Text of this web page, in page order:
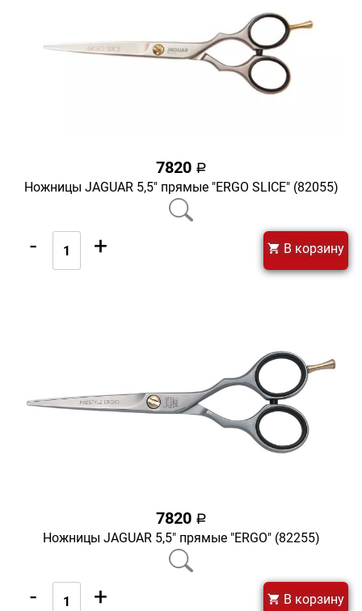
7820 a
Ножницы JAGUAR 5,5" прямые "ERGO SLICE" (82055)
- + В корзину
7820 a
Ножницы JAGUAR 5,5" прямые "ERGO" (82255)
- + В корзину